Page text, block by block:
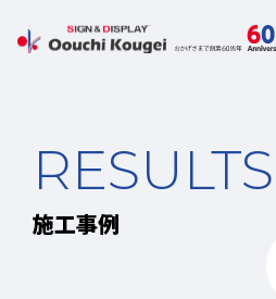
RESULTS
施工事例